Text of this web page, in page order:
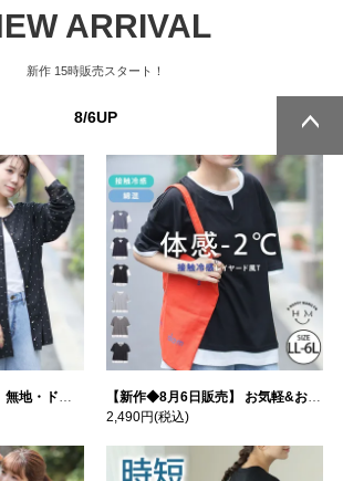
ARRIVAL
新作 15時販売スタート！
8/6UP
サイズの通販ならハッピーマリリン
【新作◆8月6日販売】 お気軽&お手軽 選べるデザイン 接触冷感 レイヤード風 コットン トップス | 大きいサイズの通販ならハッピーマリリン
2,490円(税込)
ページトッ
プへ
ページトッ
プへ